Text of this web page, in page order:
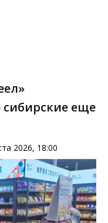
сибирские еще
2026, 18:00